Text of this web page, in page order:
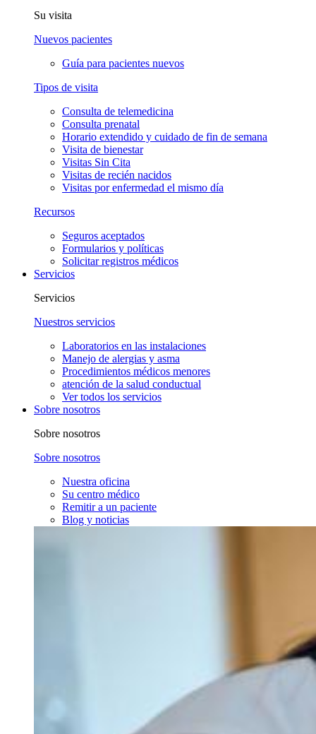
Su visita
Nuevos pacientes
Guía para pacientes nuevos
Tipos de visita
Consulta de telemedicina
Consulta prenatal
Horario extendido y cuidado de fin de semana
Visita de bienestar
Visitas Sin Cita
Visitas de recién nacidos
Visitas por enfermedad el mismo día
Recursos
Seguros aceptados
Formularios y políticas
Solicitar registros médicos
Servicios
Servicios
Nuestros servicios
Laboratorios en las instalaciones
Manejo de alergias y asma
Procedimientos médicos menores
atención de la salud conductual
Ver todos los servicios
Sobre nosotros
Sobre nosotros
Sobre nosotros
Nuestra oficina
Su centro médico
Remitir a un paciente
Blog y noticias